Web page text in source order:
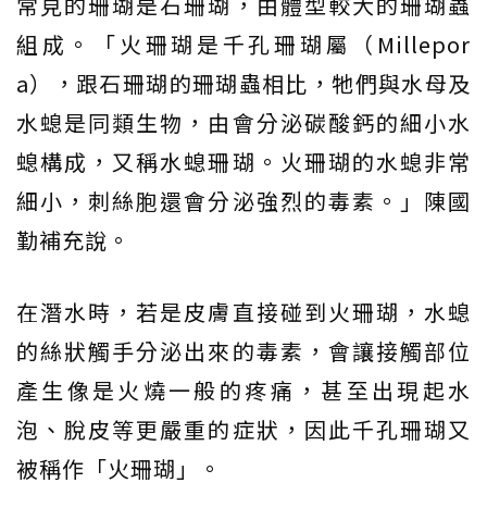
組成。「火珊瑚是千孔珊瑚屬（Millepor
a），跟石珊瑚的珊瑚蟲相比，牠們與水母及
水螅是同類生物，由會分泌碳酸鈣的細小水
螅構成，又稱水螅珊瑚。火珊瑚的水螅非常
細小，刺絲胞還會分泌強烈的毒素。」陳國
勤補充說。
在潛水時，若是皮膚直接碰到火珊瑚，水螅
的絲狀觸手分泌出來的毒素，會讓接觸部位
產生像是火燒一般的疼痛，甚至出現起水
泡、脫皮等更嚴重的症狀，因此千孔珊瑚又
被稱作「火珊瑚」。